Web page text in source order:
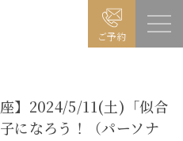
ご予約
】2024/5/11(土)「似合
になろう！（パーソナ